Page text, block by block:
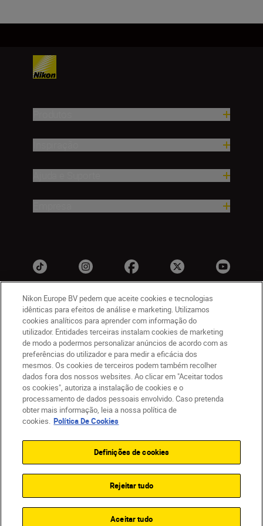
PT Nikon Sites
Contacte-nos
Aviso de Privacidade
Termos de utilização
Política de Cookies
Definições de Cookies
© 2026 Nikon
Nikon Europe BV pedem que aceite cookies e tecnologias
idênticas para efeitos de análise e marketing. Utilizamos
cookies analíticos para aprender com informação do
utilizador. Entidades terceiras instalam cookies de marketing
de modo a podermos personalizar anúncios de acordo com as
preferências do utilizador e para medir a eficácia dos
mesmos. Os cookies de terceiros podem também recolher
dados fora dos nossos websites. Ao clicar em "Aceitar todos
os cookies", autoriza a instalação de cookies e o
processamento de dados pessoais envolvido. Caso pretenda
obter mais informação, leia a nossa política de
cookies. Política De Cookies
Definições de cookies
Rejeitar tudo
Aceitar tudo